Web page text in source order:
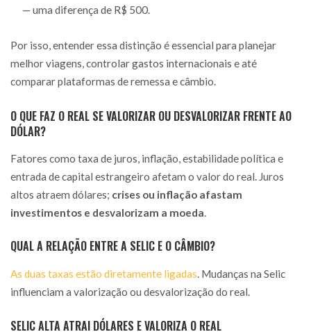
— uma diferença de R$ 500.
Por isso, entender essa distinção é essencial para planejar
melhor viagens, controlar gastos internacionais e até
comparar plataformas de remessa e câmbio.
O QUE FAZ O REAL SE VALORIZAR OU DESVALORIZAR FRENTE AO
DÓLAR?
Fatores como taxa de juros, inflação, estabilidade política e
entrada de capital estrangeiro afetam o valor do real. Juros
altos atraem dólares; crises ou inflação afastam
investimentos e desvalorizam a moeda.
QUAL A RELAÇÃO ENTRE A SELIC E O CÂMBIO?
As duas taxas estão diretamente ligadas. Mudanças na Selic
influenciam a valorização ou desvalorização do real.
SELIC ALTA ATRAI DÓLARES E VALORIZA O REAL